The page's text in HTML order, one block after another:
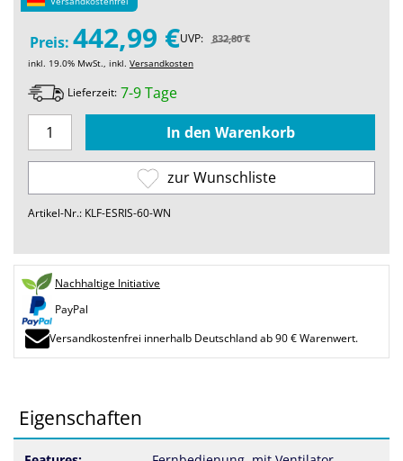
Preis: 442,99 €UVP: 832,80 €
inkl. 19.0% MwSt., inkl. Versandkosten
Lieferzeit: 7-9 Tage
zur Wunschliste
Artikel-Nr.: KLF-ESRIS-60-WN
Nachhaltige Initiative
PayPal
Versandkostenfrei innerhalb Deutschland ab 90 € Warenwert.
Eigenschaften